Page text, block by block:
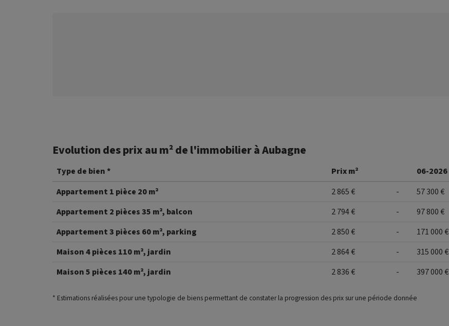
Evolution des prix au m² de l'immobilier à Aubagne
Type de bien * Prix m²
06-2026
Appartement 1 pièce 20 m²
2 865 € -
57 300 €
Appartement 2 pièces 35 m², balcon
2 794 € -
97 800 €
Appartement 3 pièces 60 m², parking
2 850 € -
171 000 €
Maison 4 pièces 110 m², jardin
2 864 € -
315 000 €
Maison 5 pièces 140 m², jardin
2 836 € - 397 000 €
* Estimations réalisées pour une typologie de biens permettant de constater la progression des prix sur une période donnée